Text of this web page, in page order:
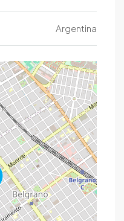
Argentina